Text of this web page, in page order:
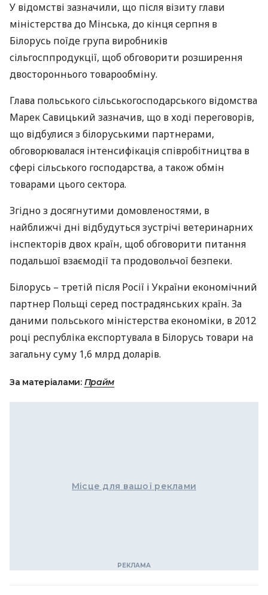
У відомстві зазначили, що після візиту глави
міністерства до Мінська, до кінця серпня в
Білорусь поїде група виробників
сільгосппродукції, щоб обговорити розширення
двостороннього товарообміну.
Глава польського сільськогосподарського відомства
Марек Савицький зазначив, що в ході переговорів,
що відбулися з білоруськими партнерами,
обговорювалася інтенсифікація співробітництва в
сфері сільського господарства, а також обмін
товарами цього сектора.
Згідно з досягнутими домовленостями, в
найближчі дні відбудуться зустрічі ветеринарних
інспекторів двох країн, щоб обговорити питання
подальшої взаємодії та продовольчої безпеки.
Білорусь – третій після Росії і України економічний
партнер Польщі серед пострадянських країн. За
даними польського міністерства економіки, в 2012
році республіка експортувала в Білорусь товари на
загальну суму 1,6 млрд доларів.
За матеріалами: Прайм
Місце для вашої реклами